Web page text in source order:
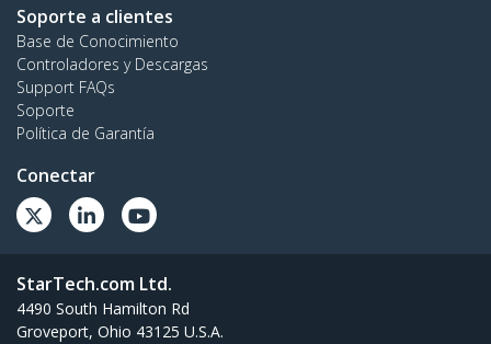
Soporte a clientes
Base de Conocimiento
Controladores y Descargas
Support FAQs
Soporte
Política de Garantía
Conectar
StarTech.com Ltd.
4490 South Hamilton Rd
Groveport, Ohio 43125 U.S.A.